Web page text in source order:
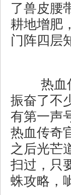
了兽皮腰
耕地增肥
门阵四层
热血
振奋了不
有第一声
热血传奇
之后光芒
扫过，只
蛛攻略，